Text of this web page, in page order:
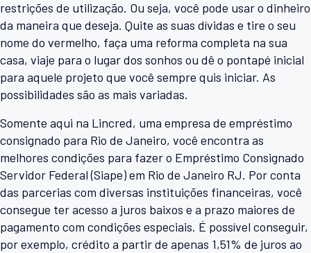
restrições de utilização. Ou seja, você pode usar o dinheiro
da maneira que deseja. Quite as suas dívidas e tire o seu
nome do vermelho, faça uma reforma completa na sua
casa, viaje para o lugar dos sonhos ou dê o pontapé inicial
para aquele projeto que você sempre quis iniciar. As
possibilidades são as mais variadas.
Somente aqui na Lincred, uma empresa de empréstimo
consignado para Rio de Janeiro, você encontra as
melhores condições para fazer o Empréstimo Consignado
Servidor Federal (Siape) em Rio de Janeiro RJ. Por conta
das parcerias com diversas instituições financeiras, você
consegue ter acesso a juros baixos e a prazo maiores de
pagamento com condições especiais. É possível conseguir,
por exemplo, crédito a partir de apenas 1,51% de juros ao